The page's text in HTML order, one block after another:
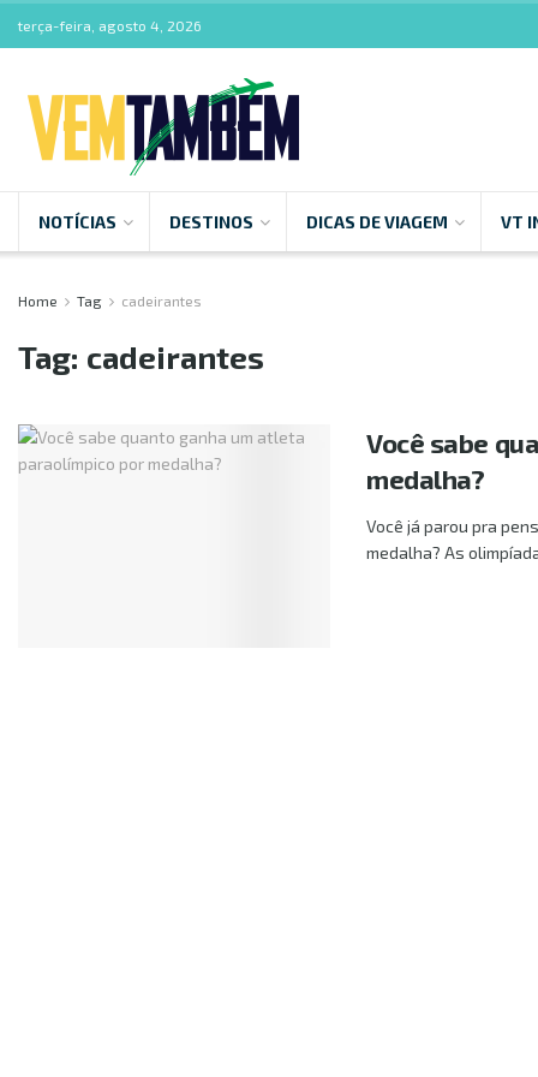
terça-feira, agosto 4, 2026
NOTÍCIAS DESTINOS DICAS DE VIAGEM VT
Home Tag cadeirantes
Tag: cadeirantes
Você sabe
medalha?
Você já parou pra
medalha? As